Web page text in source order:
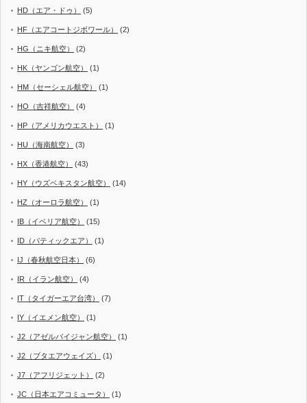
HD（エア・ドゥ） (5)
HF（エアコートジボワール） (2)
HG（ニキ航空） (2)
HK（ヤンゴン航空） (1)
HM（セーシェル航空） (1)
HO（吉祥航空） (4)
HP（アメリカウエスト） (1)
HU（海南航空） (3)
HX（香港航空） (43)
HY（ウズベキスタン航空） (14)
HZ（オーロラ航空） (1)
IB（イベリア航空） (15)
ID（バティックエア） (1)
IJ（春秋航空日本） (6)
IR（イラン航空） (4)
IT（タイガーエア台湾） (7)
IY（イエメン航空） (1)
J2（アゼルバイジャン航空） (1)
J2（ブタエアウェイズ） (1)
J7（アフリジェット） (2)
JC（日本エアコミュータ） (1)